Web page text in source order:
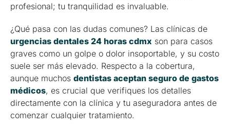
profesional; tu tranquilidad es invaluable.
¿Qué pasa con las dudas comunes? Las clínicas de
urgencias dentales 24 horas cdmx son para casos
graves como un golpe o dolor insoportable, y su costo
suele ser más elevado. Respecto a la cobertura,
aunque muchos dentistas aceptan seguro de gastos
médicos, es crucial que verifiques los detalles
directamente con la clínica y tu aseguradora antes de
comenzar cualquier tratamiento.